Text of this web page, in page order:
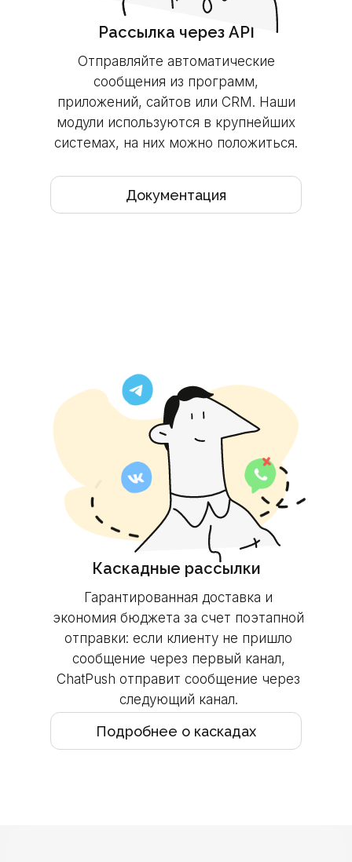
Рассылка через API
Отправляйте автоматические
сообщения из программ,
приложений, сайтов или CRM. Наши
модули используются в крупнейших
системах, на них можно положиться.
Документация
Каскадные рассылки
Гарантированная доставка и
экономия бюджета за счет поэтапной
отправки: если клиенту не пришло
сообщение через первый канал,
ChatPush отправит сообщение через
следующий канал.
Подробнее о каскадах